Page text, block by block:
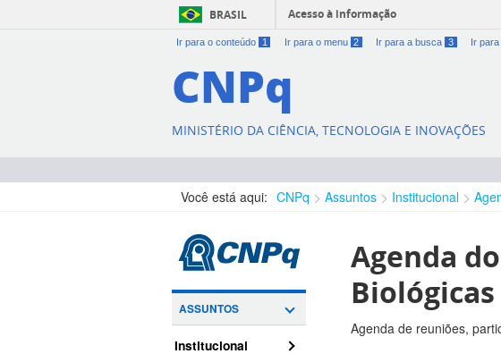
BRASIL Acesso à informação
Ir para o conteúdo 1 Ir para o menu 2 Ir para a busca 3 Ir
CNPq
MINISTÉRIO DA CIÊNCIA, TECNOLOGIA E INOVAÇÕES
Você está aqui: CNPq Assuntos Institucional
ASSUNTOS
Institucional
Agenda
Biológicas
Agenda de reuniões,